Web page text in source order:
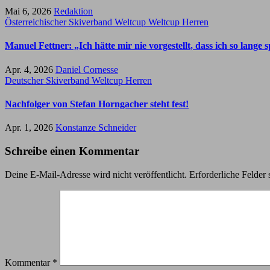
Mai 6, 2026 Redaktion
Österreichischer Skiverband Weltcup Weltcup Herren
Manuel Fettner: „Ich hätte mir nie vorgestellt, dass ich so lange
Apr. 4, 2026 Daniel Cornesse
Deutscher Skiverband Weltcup Herren
Nachfolger von Stefan Horngacher steht fest!
Apr. 1, 2026 Konstanze Schneider
Schreibe einen Kommentar
Deine E-Mail-Adresse wird nicht veröffentlicht. Erforderliche Felder
Kommentar *